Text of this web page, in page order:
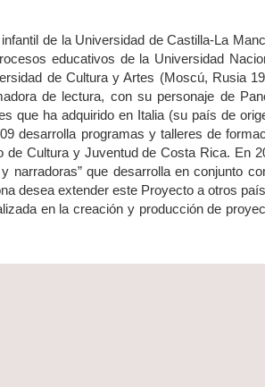
de la Universidad de Castilla-La
educativos de la Universidad
de Cultura y Artes (Moscú, Rusia
de lectura, con su personaje de
que ha adquirido en Italia (su país de
desarrolla programas y talleres de
Cultura y Juventud de Costa Rica. En
narradoras” que desarrolla en conjunto
desea extender este Proyecto a otros
en la creación y producción de